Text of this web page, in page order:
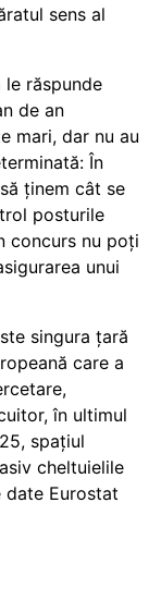
sens al
răspunde
de an
mari, dar nu au
În
ținem cât se
posturile
concurs nu poți
unui
singura țară
care a
în ultimul
spațiul
cheltuielile
Eurostat